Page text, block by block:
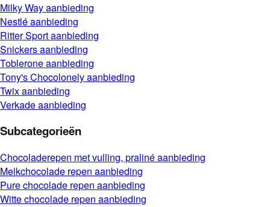
Milky Wayaanbieding
Nestléaanbieding
Ritter Sportaanbieding
Snickersaanbieding
Tobleroneaanbieding
Tony's Chocolonelyaanbieding
Twixaanbieding
Verkadeaanbieding
Subcategorieën
Chocoladerepen met vulling, pralinéaanbieding
Melkchocolade repen aanbieding
Pure chocolade repen aanbieding
Witte chocolade repen aanbieding